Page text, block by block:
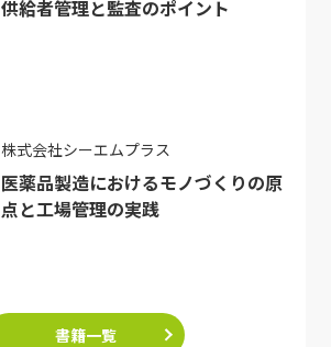
供給者管理と監査のポイント
株式会社シーエムプラス
医薬品製造におけるモノづくりの原
点と工場管理の実践
書籍一覧